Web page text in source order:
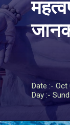
Date :-
Day :-